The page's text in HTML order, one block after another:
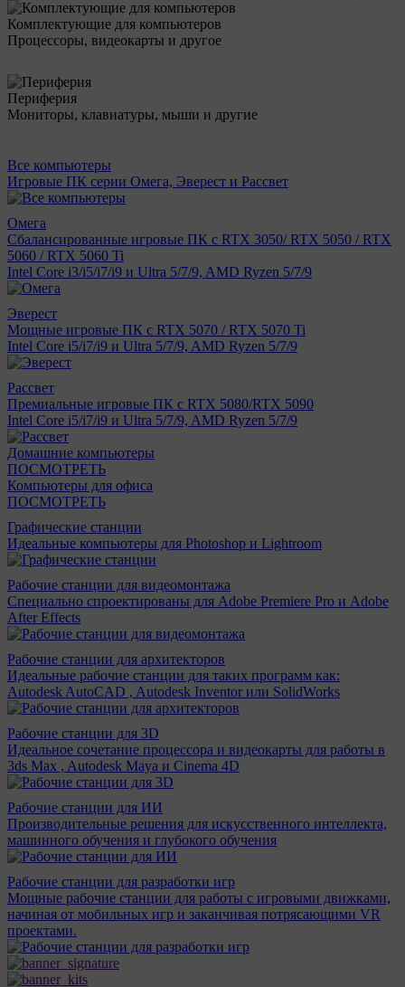
Комплектующие для компьютеров
Процессоры, видеокарты и другое
Периферия
Мониторы, клавиатуры, мыши и другие
Все компьютеры
Игровые ПК серии Омега, Эверест и Рассвет
Омега
Сбалансированные игровые ПК с RTX 3050/ RTX 5050 / RTX
5060 / RTX 5060 Ti
Intel Core i3/i5/i7/i9 и Ultra 5/7/9, AMD Ryzen 5/7/9
Эверест
Мощные игровые ПК с RTX 5070 / RTX 5070 Ti
Intel Core i5/i7/i9 и Ultra 5/7/9, AMD Ryzen 5/7/9
Рассвет
Премиальные игровые ПК с RTX 5080/RTX 5090
Intel Core i5/i7/i9 и Ultra 5/7/9, AMD Ryzen 5/7/9
Домашние компьютеры
ПОСМОТРЕТЬ
Компьютеры для офиса
ПОСМОТРЕТЬ
Графические станции
Идеальные компьютеры для Photoshop и Lightroom
Рабочие станции для видеомонтажа
Специально спроектированы для Adobe Premiere Pro и Adobe
After Effects
Рабочие станции для архитекторов
Идеальные рабочие станции для таких программ как:
Autodesk AutoCAD , Autodesk Inventor или SolidWorks
Рабочие станции для 3D
Идеальное сочетание процессора и видеокарты для работы в
3ds Max , Autodesk Maya и Cinema 4D
Рабочие станции для ИИ
Производительные решения для искусственного интеллекта,
машинного обучения и глубокого обучения
Рабочие станции для разработки игр
Мощные рабочие станции для работы с игровыми движками,
начиная от мобильных игр и заканчивая потрясающими VR
проектами.